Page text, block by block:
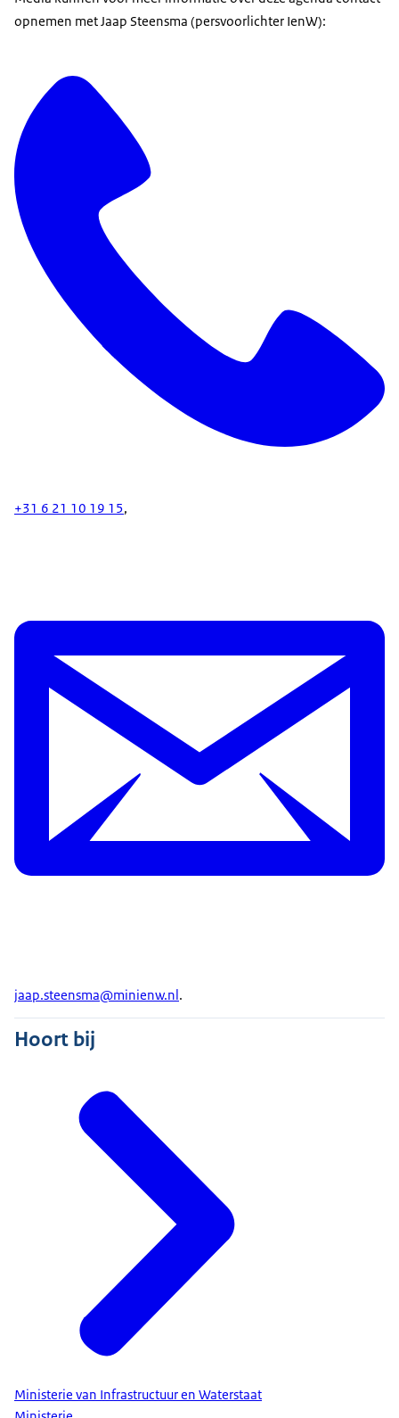
opnemen met Jaap Steensma (persvoorlichter IenW):
+31 6 21 10 19 15,
jaap.steensma@minienw.nl.
Hoort bij
Ministerie van Infrastructuur en Waterstaat